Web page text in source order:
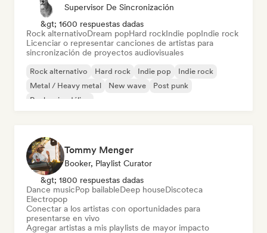
Supervisor De Sincronización
&gt; 1600 respuestas dadas
Rock alternativoDream popHard rockIndie popIndie rock
Licenciar o representar canciones de artistas para
sincronización de proyectos audiovisuales
Rock alternativo Hard rock Indie pop
Indie rock
Metal / Heavy metal
New wave
Post punk
Rock psicodélico
Tommy Menger
Booker, Playlist Curator
&gt; 1800 respuestas dadas
Dance musicPop bailableDeep houseDiscoteca
Electropop
Conectar a los artistas con oportunidades para
presentarse en vivo
Agregar artistas a mis playlists de mayor impacto